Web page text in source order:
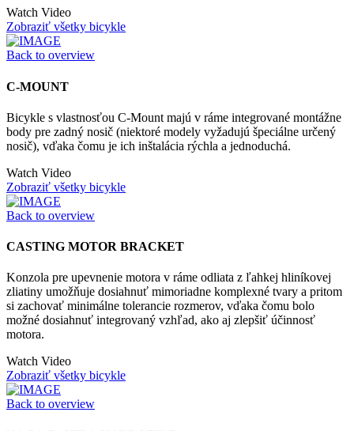
Watch Video
Zobraziť všetky bicykle
Back to overview
C-MOUNT
Bicykle s vlastnosťou C-Mount majú v ráme integrované montážne
body pre zadný nosič (niektoré modely vyžadujú špeciálne určený
nosič), vďaka čomu je ich inštalácia rýchla a jednoduchá.
Watch Video
Zobraziť všetky bicykle
Back to overview
CASTING MOTOR BRACKET
Konzola pre upevnenie motora v ráme odliata z ľahkej hliníkovej
zliatiny umožňuje dosiahnuť mimoriadne komplexné tvary a pritom
si zachovať minimálne tolerancie rozmerov, vďaka čomu bolo
možné dosiahnuť integrovaný vzhľad, ako aj zlepšiť účinnosť
motora.
Watch Video
Zobraziť všetky bicykle
Back to overview